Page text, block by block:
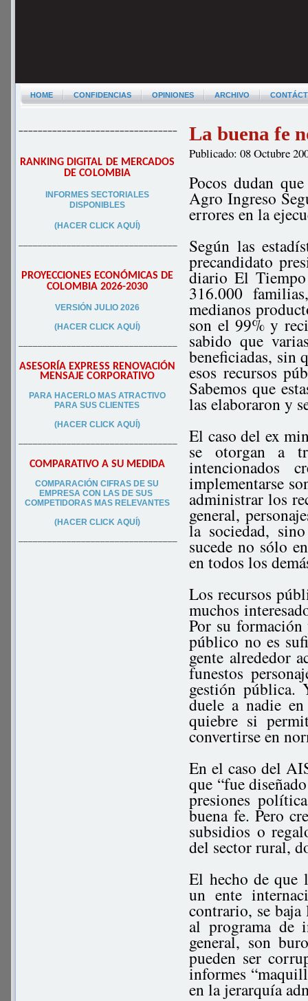
HOME CONFIDENCIAS OPINIONES ARCHIVO
–––––––––––––––––––––––––––––––––
RANKING DIGITAL DE MERCADOS
DE COLOMBIA
INFORMES SECTORIALES
DISPONIBLES
(HACER CLICK AQUÍ)
–––––––––––––––––––––––––––––––––
PROYECCIONES ECONÓMICAS DE
COLOMBIA 2026-2030
VERSIÓN JULIO 2026
(HACER CLICK AQUÍ)
–––––––––––––––––––––––––––––––––
ASESORÍA EXPRESS RENOVACIÓN
MENSAJE CORPORATIVO
PARA HACERLO MAS ATRACTIVO
PARA SUS CLIENTES
(HACER CLICK AQUÍ)
–––––––––––––––––––––––––––––––––
COMPARATIVO A SU MEDIDA
COMPARACIÓN CIFRAS DE SU
EMPRESA CON LAS DE SUS
COMPETIDORAS MAS RELEVANTES
(HACER CLICK AQUÍ)
–––––––––––––––––––––––––––––––––
La buena fe
Publicado: 08 Octubre
Pocos dudan
Agro Ingreso
errores en la
Según las
precandidato
diario El
316.000
medianos
son el 99% y
sabido que
beneficiadas, sin
esos recursos
Sabemos que
las elaboraron y
El caso del ex
se otorgan a
intencionados
implementarse
administrar los
general,
la sociedad,
sucede no sólo
en todos los
Los recursos
muchos
Por su
público no es
gente alrededor
funestos
gestión pública.
duele a nadie
quiebre si
convertirse en
En el caso del
que “fue
presiones
buena fe. Pero
subsidios o
del sector rural,
El hecho de que
un ente
contrario, se baja
al programa de
general, son
pueden ser
informes
en la jerarquía